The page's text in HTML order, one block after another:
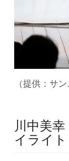
（提供：サ
川中美
イライト